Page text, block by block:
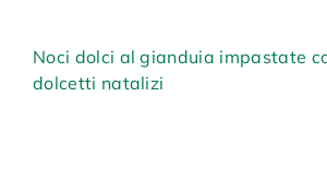
Noci dolci al gianduia impastate
dolcetti natalizi